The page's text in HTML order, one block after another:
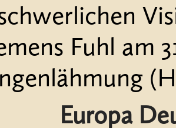
Fuhl am
Europa